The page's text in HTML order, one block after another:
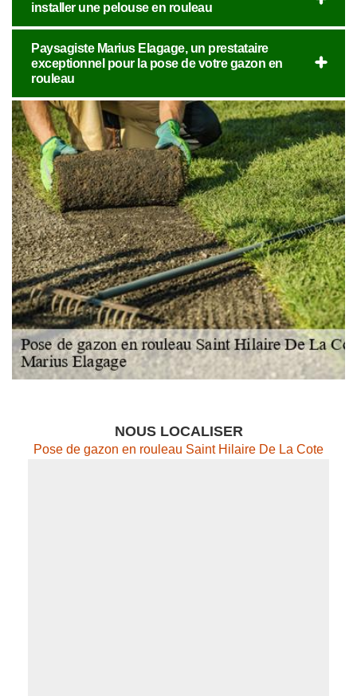
installer une pelouse en rouleau
Paysagiste Marius Elagage, un prestataire
exceptionnel pour la pose de votre gazon en
rouleau
NOUS LOCALISER
Pose de gazon en rouleau Saint Hilaire De La Cote